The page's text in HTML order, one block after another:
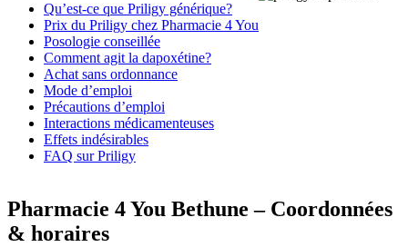
Qu’est-ce que Priligy générique?
Prix du Priligy chez Pharmacie 4 You
Posologie conseillée
Comment agit la dapoxétine?
Achat sans ordonnance
Mode d’emploi
Précautions d’emploi
Interactions médicamenteuses
Effets indésirables
FAQ sur Priligy
Pharmacie 4 You Bethune – Coordonnées
& horaires